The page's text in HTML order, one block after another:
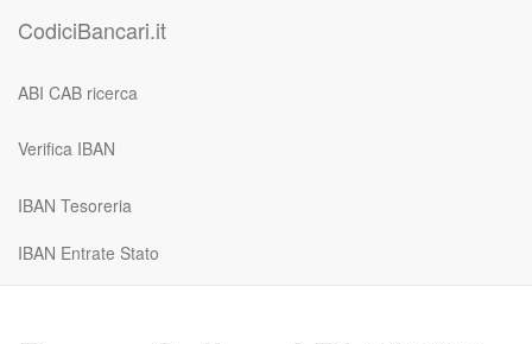
CodiciBancari.it
ABI CAB ricerca
Verifica IBAN
IBAN Tesoreria
IBAN Entrate Stato